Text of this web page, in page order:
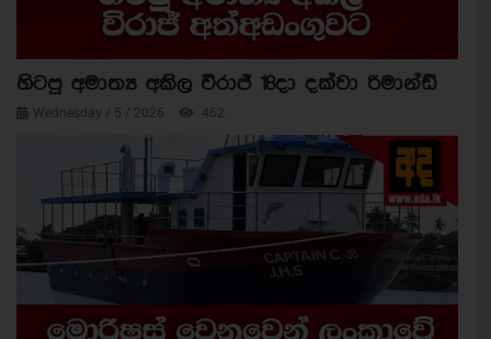
හිටපු අමාත්‍ය අකිල විරාජ් 18දා දක්වා රිමාන්ඩ්
Wednesday / 5 / 2026 462